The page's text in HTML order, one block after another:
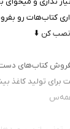
کتاب‌هات رو
نصب کن ⬇️
فروش کتاب‌های
تولید کاغذ
همه‌س